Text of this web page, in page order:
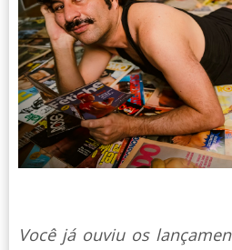
Você já ouviu os